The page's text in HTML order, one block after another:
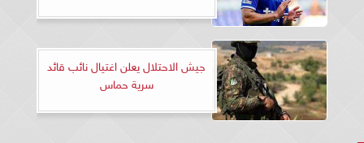
جيش الاحتلال يعلن اغتيال نائب قائد
سرية حماس